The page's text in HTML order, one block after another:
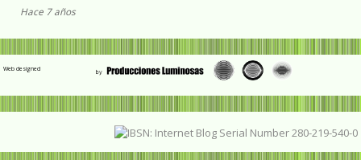
Hace 7 años
Web designed